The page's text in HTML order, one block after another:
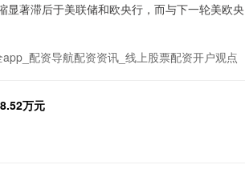
著滞后于美联储和欧央行，而与下一轮美欧央
配资导航配资资讯_线上股票配资开户观点
万元